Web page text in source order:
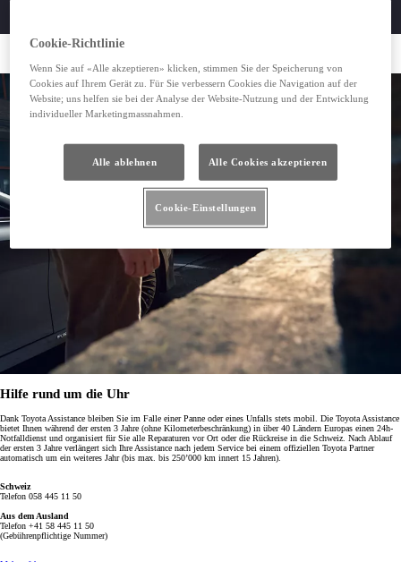
Toyota Pannendienst anrufen
Hilfe rund um die Uhr
Dank Toyota Assistance bleiben Sie im Falle einer Panne oder eines Unfalls stets mobil. Die Toyota Assistance
bietet Ihnen während der ersten 3 Jahre (ohne Kilometerbeschränkung) in über 40 Ländern Europas einen 24h-
Notfalldienst und organisiert für Sie alle Reparaturen vor Ort oder die Rückreise in die Schweiz. Nach Ablauf
der ersten 3 Jahre verlängert sich Ihre Assistance nach jedem Service bei einem offiziellen Toyota Partner
automatisch um ein weiteres Jahr (bis max. bis 250’000 km innert 15 Jahren).
Schweiz
Telefon 058 445 11 50
Aus dem Ausland
Telefon +41 58 445 11 50
(Gebührenpflichtige Nummer)
Cookie-Richtlinie
Wenn Sie auf «Alle akzeptieren» klicken, stimmen Sie der Speicherung von
Cookies auf Ihrem Gerät zu. Für Sie verbessern Cookies die Navigation auf der
Website; uns helfen sie bei der Analyse der Website-Nutzung und der Entwicklung
individueller Marketingmassnahmen.
Alle ablehnen Alle Cookies akzeptieren
Cookie-Einstellungen